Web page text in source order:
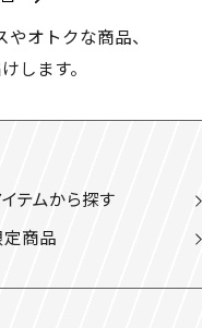
オトクな商品、
します。
テムから探す
定商品